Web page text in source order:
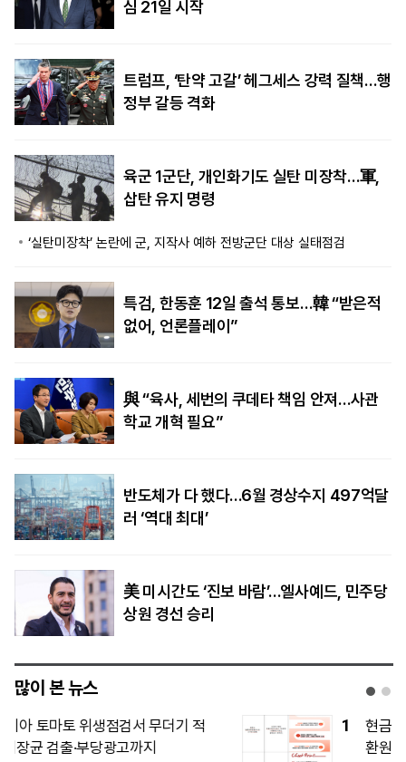
심 21일 시작
트럼프, ‘탄약 고갈’ 헤그세스 강력 질책…행
정부 갈등 격화
육군 1군단, 개인화기도 실탄 미장착…軍,
삽탄 유지 명령
‘실탄미장착’ 논란에 군, 지작사 예하 전방군단 대상 실태점검
특검, 한동훈 12일 출석 통보…韓 “받은적
없어, 언론플레이”
與 “육사, 세번의 쿠데타 책임 안져…사관
학교 개혁 필요”
반도체가 다 했다…6월 경상수지 497억달
러 ‘역대 최대’
美 미시간도 ‘진보 바람’…엘사예드, 민주당
상원 경선 승리
많이 본 뉴스
1
현금 넘치는 삼성·SK하닉, 투자 이어 주주
환원 경쟁도 본격화